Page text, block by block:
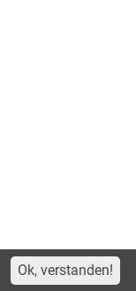
Ok, verstanden!